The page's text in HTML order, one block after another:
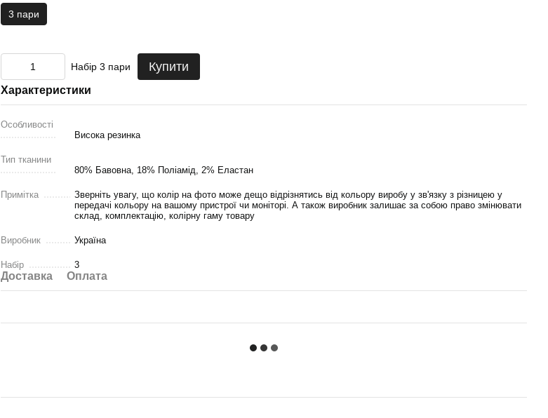
3 пари
Набір 3 пари Купити
Характеристики
Особливості
Висока резинка
Тип тканини
80% Бавовна, 18% Поліамід, 2% Еластан
Примітка
Зверніть увагу, що колір на фото може дещо відрізнятись від кольору виробу у зв'язку з різницею у
передачі кольору на вашому пристрої чи моніторі. А також виробник залишає за собою право змінювати
склад, комплектацію, колірну гаму товару
Виробник Україна
Набір 3
Доставка Оплата